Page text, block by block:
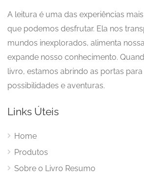
A leitura é uma das experiências
que podemos desfrutar. Ela nos
mundos inexplorados, alimenta
expande nosso conhecimento.
livro, estamos abrindo as portas para
possibilidades e aventuras.
Links Úteis
Home
Produtos
Sobre o Livro Resumo